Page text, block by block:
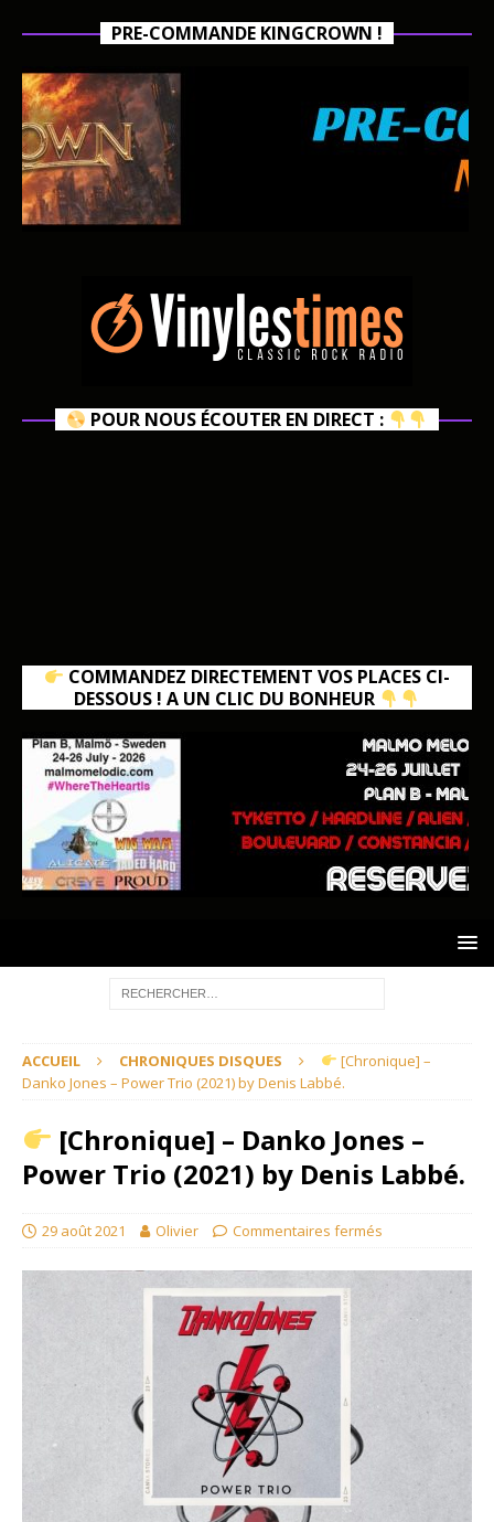
PRE-COMMANDE KINGCROWN !
POUR NOUS ÉCOUTER EN DIRECT :
COMMANDEZ DIRECTEMENT VOS PLACES CI-
DESSOUS ! A UN CLIC DU BONHEUR
ACCUEIL CHRONIQUES DISQUES
[Chronique] –
Danko Jones – Power Trio (2021) by Denis Labbé.
[Chronique] – Danko Jones –
Power Trio (2021) by Denis Labbé.
29 août 2021 Olivier Commentaires fermés